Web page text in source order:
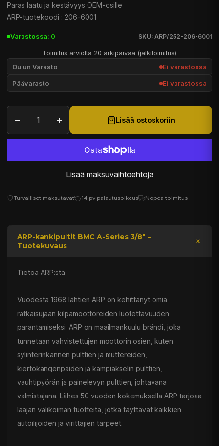
Paras laatu ja kestävyys OEM-osille
ARP-tuotekoodi : 206-6001
Varastossa: 0 SKU: ARP/252-206-6001
Toimitus arviolta 20 arkipäivää (jälkitoimitus)
Oulun Varasto Ei varastossa
Päävarasto Ei varastossa
− + Lisää ostoskoriin
Lisää maksuvaihtoehtoja
Turvalliset maksutavat 14 pv palautusoikeus Nopea toimitus
ARP-kankipultit BMC A-Series 3/8" –
Tuotekuvaus
Tietoa ARP:stä
Vuodesta 1968 lähtien ARP on kehittänyt omia
ratkaisujaan kilpamoottoreiden luotettavuuden
parantamiseksi. ARP on maailmankuulu brändi, joka
tunnetaan vahvistettujen moottorin osien, kuten
sylinterinkannen pulttien ja muttereiden,
kiertokangenpäiden ja kampiakselin pulttien,
vauhtipyörän ja painelevyn pulttien, johtavana
valmistajana. Lähes 50 vuoden kokemuksella ARP tarjoaa
laajan valikoiman tuotteita, jotka täyttävät kaikkien
autoilijoiden ja virittäjien tarpeet.